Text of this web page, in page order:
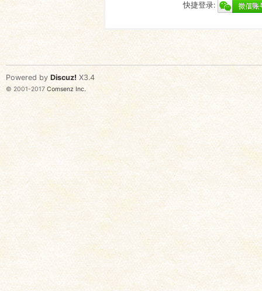
快捷登录:
Powered by Discuz! X3.4
© 2001-2017 Comsenz Inc.